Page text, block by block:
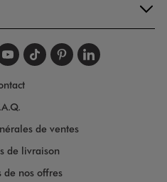
sur
nous sur
nous sur
Suivez-nous
Suivez-nous
Suivez-
de ventes
de livraison
de nos offres